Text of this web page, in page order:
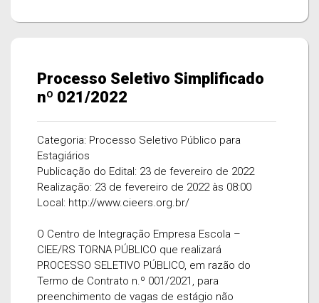
Processo Seletivo Simplificado
nº 021/2022
Categoria: Processo Seletivo Público para
Estagiários
Publicação do Edital: 23 de fevereiro de 2022
Realização: 23 de fevereiro de 2022 às 08:00
Local: http://www.cieers.org.br/
O Centro de Integração Empresa Escola –
CIEE/RS TORNA PÚBLICO que realizará
PROCESSO SELETIVO PÚBLICO, em razão do
Termo de Contrato n.º 001/2021, para
preenchimento de vagas de estágio não